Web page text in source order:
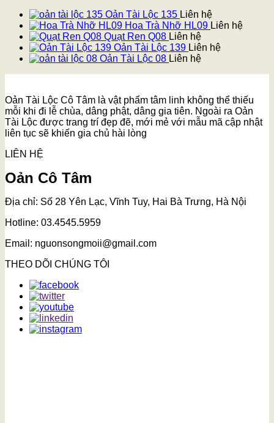
Oản Tài Lộc 135 Liên hệ
Hoa Trà Nhỡ HL09 Liên hệ
Quạt Ren Q08 Liên hệ
Oản Tài Lộc 139 Liên hệ
Oản Tài Lộc 08 Liên hệ
Oản Tài Lộc Cô Tâm là vật phẩm tâm linh không thể thiếu
mỗi khi đi lễ chùa, dâng phật, dâng gia tiên. Ngoài ra Oản
Tài Lộc được trang trí đẹp đẽ, mới mẻ với mẫu mã cập nhật
liên tục sẽ khiến gia chủ hài lòng
LIÊN HỆ
Oản Cô Tâm
Địa chỉ: Số 28 Yên Lạc, Vĩnh Tuy, Hai Bà Trưng, Hà Nội
Hotline: 03.4545.5959
Email: nguonsongmoii@gmail.com
THEO DÕI CHÚNG TÔI